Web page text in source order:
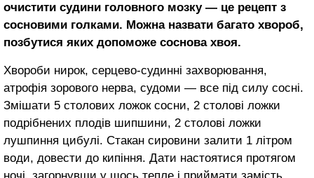
очистити су­дини головного мозку — це рецепт з
сосновими голками. Можна назвати багато хвороб,
позбутися яких допоможе со­снова хвоя.
Хвороби нирок, серцево-судинні захворюван­ня,
атрофія зорового нерва, судоми — все під силу сосні.
Змішати 5 столових ло­жок сосни, 2 столові ложки
подрібнених плодів шипшини, 2 столові ложки
лушпиння цибулі. Стакан сировини залити 1 літром
води, довести до кипіння. Дати настоятися протягом